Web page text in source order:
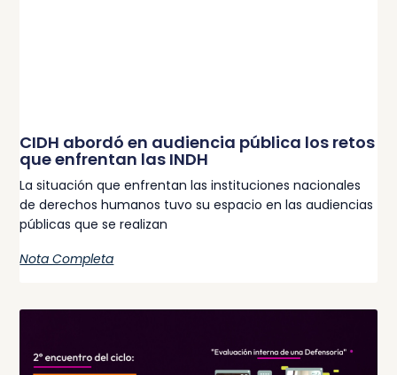
CIDH abordó en audiencia pública los retos
que enfrentan las INDH
La situación que enfrentan las instituciones nacionales
de derechos humanos tuvo su espacio en las audiencias
públicas que se realizan
Nota Completa